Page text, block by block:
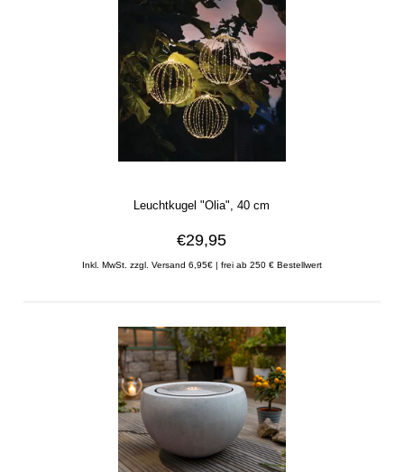
Leuchtkugel "Olia", 40 cm
€29,95
Inkl. MwSt. zzgl. Versand 6,95€ | frei ab 250 € Bestellwert